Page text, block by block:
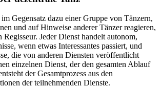
Gegensatz dazu einer Gruppe von Tänzern,
und auf Hinweise anderer Tänzer reagieren,
Regisseur. Jeder Dienst handelt autonom,
wenn etwas Interessantes passiert, und
die von anderen Diensten veröffentlicht
einzelnen Dienst, der den gesamten Ablauf
der Gesamtprozess aus den
der teilnehmenden Dienste.